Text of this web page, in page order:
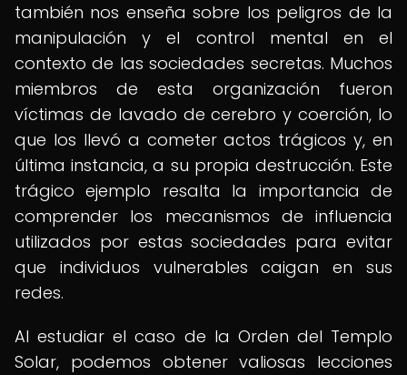
también nos enseña sobre los peligros de la
manipulación y el control mental en el
contexto de las sociedades secretas. Muchos
miembros de esta organización fueron
víctimas de lavado de cerebro y coerción, lo
que los llevó a cometer actos trágicos y, en
última instancia, a su propia destrucción. Este
trágico ejemplo resalta la importancia de
comprender los mecanismos de influencia
utilizados por estas sociedades para evitar
que individuos vulnerables caigan en sus
redes.
Al estudiar el caso de la Orden del Templo
Solar, podemos obtener valiosas lecciones